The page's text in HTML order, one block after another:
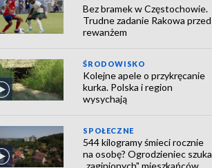
Bez bramek w Częstochowie.
Trudne zadanie Rakowa przed
rewanżem
ŚRODOWISKO
Kolejne apele o przykręcanie
kurka. Polska i region
wysychają
SPOŁECZNE
544 kilogramy śmieci rocznie
na osobę? Ogrodzieniec szuka
„zaginionych" mieszkańców